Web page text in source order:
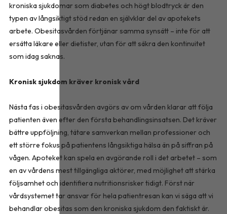
kroniska sjukdomar som diabetes och högt blodtryck är den
typen av långsiktigt stöd redan en självklar del av apotekets
arbete. Obesitasvården förtjänar samma synsätt – inte för att
ersätta läkare eller dietister, utan för att säkra den kontinuitet
som idag saknas.
Kronisk sjukdom kräver kronisk vård
Nästa fas i obesitasvården avgörs av om vården klarar att följa
patienten även efter den första behandlingsinsatsen. Det kräver
bättre uppföljning, tätare samverkan mellan professioner och
ett större fokus på patientens långsiktiga hälsa än på siffran på
vågen. Apoteket kan spela en avgörande roll i det arbetet – som
en av vårdens mest tillgängliga aktörer, med möjlighet att stärka
följsamhet och identifiera nutritionsrisker tidigt. Först när
vårdsystemet tar ansvar för hela patientresan kan vi säga att vi
behandlar obesitas som den kroniska sjukdom den faktiskt är.